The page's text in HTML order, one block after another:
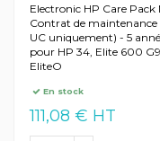
Electronic HP Care
Contrat de
UC uniquement) - 5
pour HP 34, Elite 600
EliteO
En stock
111,08 € HT